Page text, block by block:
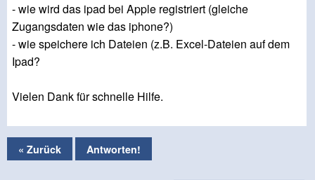
- wie wird das ipad bei Apple registriert (gleiche
Zugangsdaten wie das iphone?)
- wie speichere ich Dateien (z.B. Excel-Dateien auf dem
Ipad?
Vielen Dank für schnelle Hilfe.
« Zurück Antworten!